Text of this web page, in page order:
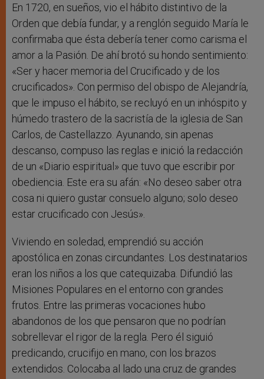
En 1720, en sueños, vio el hábito distintivo de la
Orden que debía fundar, y a renglón seguido María le
confirmaba que ésta debería tener como carisma el
amor a la Pasión. De ahí brotó su hondo sentimiento:
«Ser y hacer memoria del Crucificado y de los
crucificados». Con permiso del obispo de Alejandría,
que le impuso el hábito, se recluyó en un inhóspito y
húmedo trastero de la sacristía de la iglesia de San
Carlos, de Castellazzo. Ayunando, sin apenas
descanso, compuso las reglas e inició la redacción
de un «Diario espiritual» que tuvo que escribir por
obediencia. Este era su afán: «No deseo saber otra
cosa ni quiero gustar consuelo alguno; solo deseo
estar crucificado con Jesús».
Viviendo en soledad, emprendió su acción
apostólica en zonas circundantes. Los destinatarios
eran los niños a los que catequizaba. Difundió las
Misiones Populares en el entorno con grandes
frutos. Entre las primeras vocaciones hubo
abandonos de los que pensaron que no podrían
sobrellevar el rigor de la regla. Pero él siguió
predicando, crucifijo en mano, con los brazos
extendidos. Colocaba al lado una cruz de grandes